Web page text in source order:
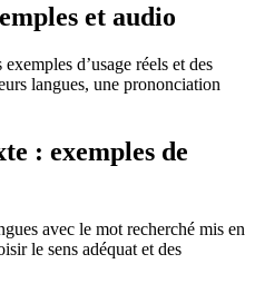
et audio
d’usage réels et des
langues, une prononciation
: exemples de
avec le mot recherché mis en
le sens adéquat et des